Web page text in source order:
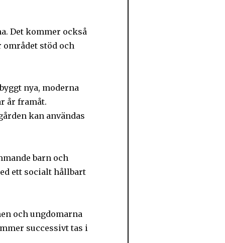
Det kommer också
området stöd och
nya, moderna
år framåt.
kan användas
barn och
ett socialt hållbart
och ungdomarna
successivt tas i